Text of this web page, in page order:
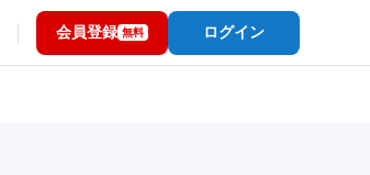
会員登録 無料 ログイン